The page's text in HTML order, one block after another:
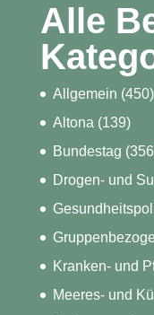
Alle
Allgemein (450)
Altona (139)
Bundestag
Drogen- und
Kranken- und
Meeres- und